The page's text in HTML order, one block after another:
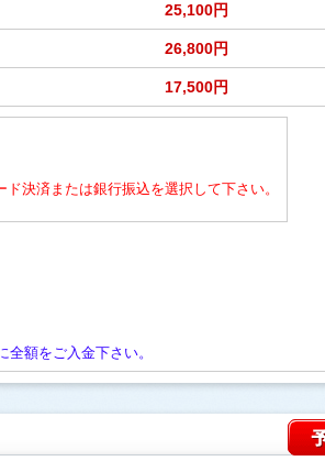
25,100円
26,800円
17,500円
決済または銀行振込を選択して下さい。
額をご入金下さい。